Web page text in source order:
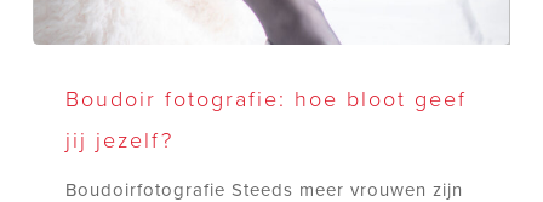
fotografie:
bloot
geef
Boudoir fotografie: hoe bloot geef
jij jezelf?
Boudoirfotografie Steeds meer vrouwen zijn